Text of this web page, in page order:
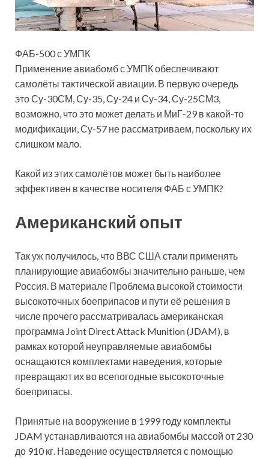
ФАБ-500 с УМПК
Применение авиабомб с УМПК обеспечивают
самолёты тактической авиации. В первую очередь
это Су-30СМ, Су-35, Су-24 и Су-34, Су-25СМ3,
возможно, что это может делать и МиГ-29 в какой-то
модификации, Су-57 не рассматриваем, поскольку их
слишком мало.
Какой из этих самолётов может быть наиболее
эффективен в качестве носителя ФАБ с УМПК?
Американский опыт
Так уж получилось, что ВВС США стали применять
планирующие авиабомбы значительно раньше, чем
Россия. В материале Проблема высокой стоимости
высокоточных боеприпасов и пути её решения в
числе прочего рассматривалась американская
программа Joint Direct Attack Munition (JDAM), в
рамках которой неуправляемые авиабомбы
оснащаются комплектами наведения, которые
превращают их во всепогодные высокоточные
боеприпасы.
Принятые на вооружение в 1999 году комплекты
JDAM устанавливаются на авиабомбы массой от 230
до 910 кг. Наведение осуществляется с помощью